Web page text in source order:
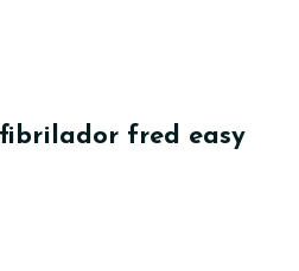
fred easy